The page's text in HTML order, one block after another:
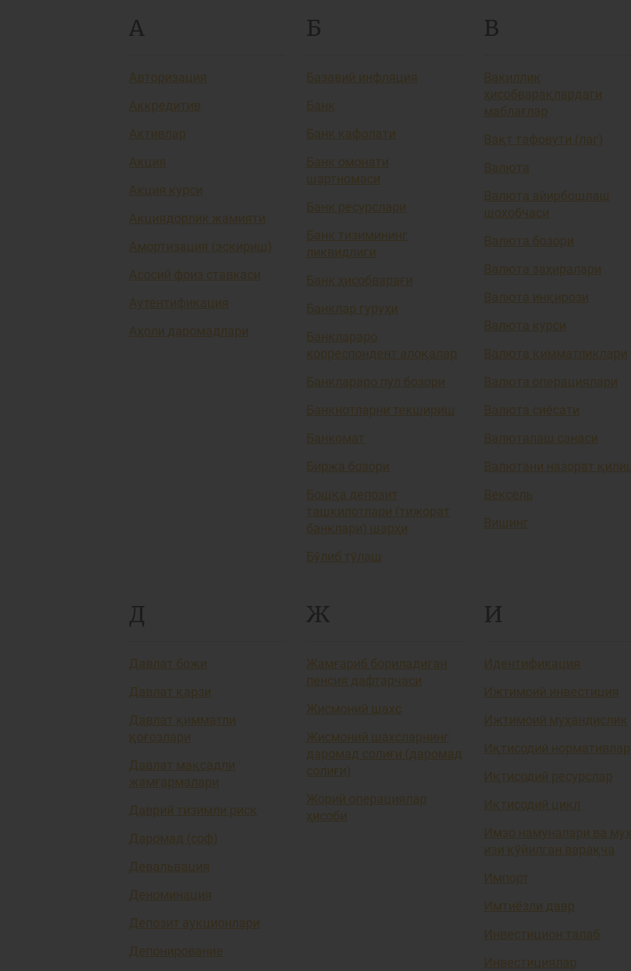
А
Авторизация
Аккредитив
Активлар
Акция
Акция курси
Акциядорлик жамияти
Амортизация (эскириш)
Асосий фоиз ставкаси
Аутентификация
Аҳоли даромадлари
Б
Базавий инфляция
Банк
Банк кафолати
Банк омонати
шартномаси
Банк ресурслари
Банк тизимининг
ликвидлиги
Банк ҳисобварағи
Банклар гуруҳи
Банклараро
корреспондент алоқалар
Банклараро пул бозори
Банкнотларни текшириш
Банкомат
Биржа бозори
Бошқа депозит
ташкилотлари (тижорат
банклари) шарҳи
Бўлиб тўлаш
В
Вакиллик
ҳисобварақлардаги
маблағлар
Вақт тафовути (лаг)
Валюта
Валюта айирбошлаш
шохобчаси
Валюта бозори
Валюта заҳиралари
Валюта инқирози
Валюта курси
Валюта қимматликлари
Валюта операциялари
Валюта сиёсати
Валюталаш санаси
Валютани назорат
Вексель
Вишинг
Д
Давлат божи
Давлат қарзи
Давлат қимматли
қоғозлари
Давлат мақсадли
жамғармалари
Даврий тизимли риск
Даромад (соф)
Девальвация
Деноминация
Депозит аукционлари
Депонирование
Ж
Жамғариб бориладиган
пенсия дафтарчаси
Жисмоний шахс
Жисмоний шахсларнинг
даромад солиғи (даромад
солиғи)
Жорий операциялар
ҳисоби
И
Идентификация
Ижтимоий инвестиция
Ижтимоий муҳандислик
Иқтисодий нормативлар
Иқтисодий ресурслар
Иқтисодий цикл
Имзо намуналари ва
изи қўйилган варақча
Импорт
Имтиёзли давр
Инвестицион талаб
Инвестициялар